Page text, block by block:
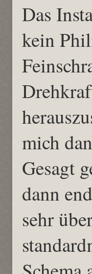
Das
kein
mich
Gesagt
dann
sehr